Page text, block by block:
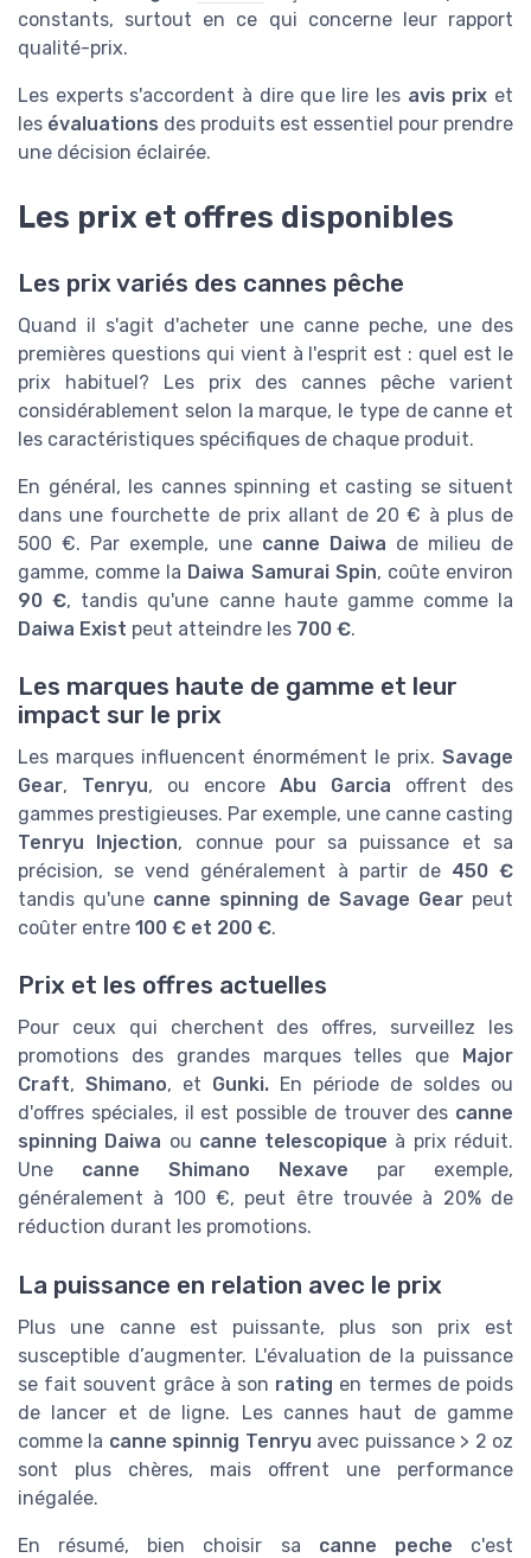
constants, surtout en ce qui concerne leur rapport
qualité-prix.
Les experts s'accordent à dire que lire les avis prix et
les évaluations des produits est essentiel pour prendre
une décision éclairée.
Les prix et offres disponibles
Les prix variés des cannes pêche
Quand il s'agit d'acheter une canne peche, une des
premières questions qui vient à l'esprit est : quel est le
prix habituel? Les prix des cannes pêche varient
considérablement selon la marque, le type de canne et
les caractéristiques spécifiques de chaque produit.
En général, les cannes spinning et casting se situent
dans une fourchette de prix allant de 20 € à plus de
500 €. Par exemple, une canne Daiwa de milieu de
gamme, comme la Daiwa Samurai Spin, coûte environ
90 €, tandis qu'une canne haute gamme comme la
Daiwa Exist peut atteindre les 700 €.
Les marques haute de gamme et leur
impact sur le prix
Les marques influencent énormément le prix. Savage
Gear, Tenryu, ou encore Abu Garcia offrent des
gammes prestigieuses. Par exemple, une canne casting
Tenryu Injection, connue pour sa puissance et sa
précision, se vend généralement à partir de 450 €
tandis qu'une canne spinning de Savage Gear peut
coûter entre 100 € et 200 €.
Prix et les offres actuelles
Pour ceux qui cherchent des offres, surveillez les
promotions des grandes marques telles que
Major
Craft, Shimano, et Gunki. En période de soldes ou
d'offres spéciales, il est possible de trouver des canne
spinning Daiwa ou canne telescopique à prix réduit.
Une canne Shimano Nexave par exemple,
généralement à 100 €, peut être trouvée à 20% de
réduction durant les promotions.
La puissance en relation avec le prix
Plus une canne est puissante, plus son prix est
susceptible d’augmenter. L'évaluation de la puissance
se fait souvent grâce à son rating en termes de poids
de lancer et de ligne. Les cannes haut de gamme
comme la canne spinnig Tenryu avec puissance > 2 oz
sont plus chères, mais offrent une performance
inégalée.
En résumé, bien choisir sa canne peche c'est